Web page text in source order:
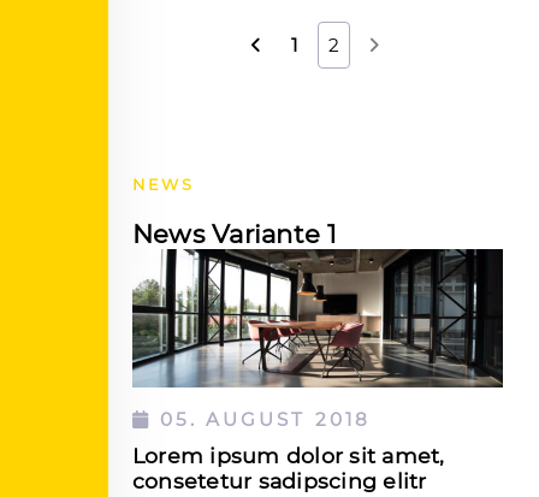
1 2
NEWS
News Variante 1
05. AUGUST 2018
Lorem ipsum dolor sit amet,
consetetur sadipscing elitr